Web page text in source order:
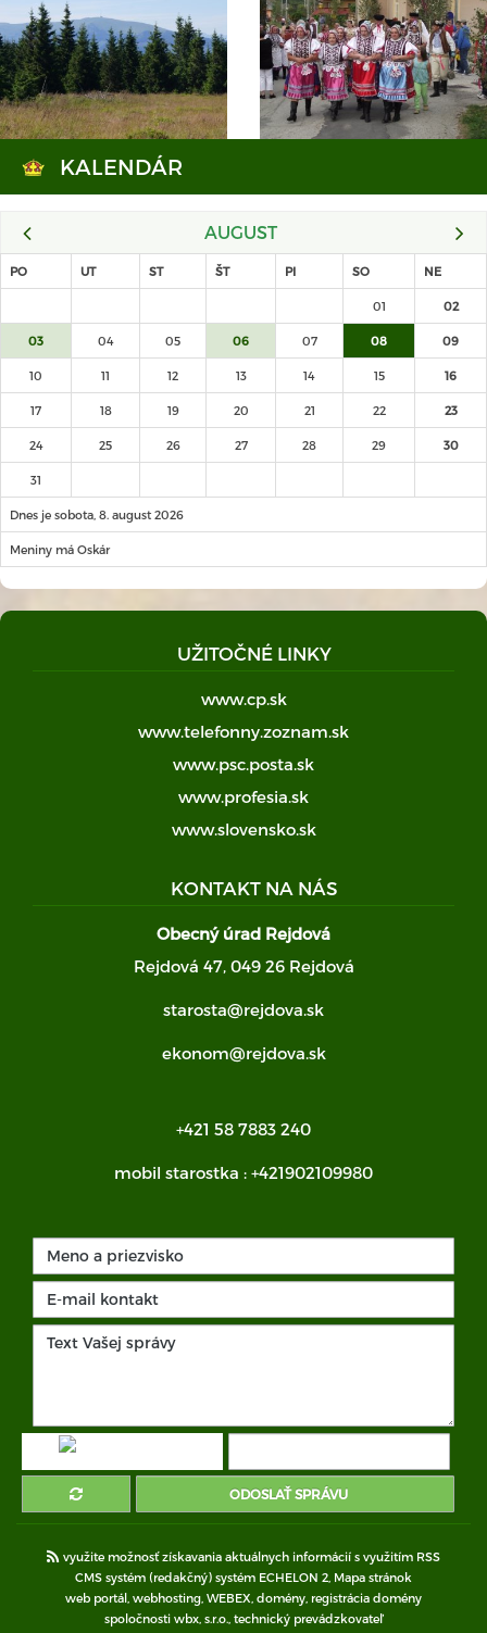
KALENDÁR
AUGUST
PO UT ST ŠT PI SO NE
01 02
03 04 05 06 07 08 09
10 11 12 13 14 15 16
17 18 19 20 21 22 23
24 25 26 27 28 29 30
31
Dnes je sobota, 8. august 2026
Meniny má Oskár
UŽITOČNÉ LINKY
www.cp.sk
www.telefonny.zoznam.sk
www.psc.posta.sk
www.profesia.sk
www.slovensko.sk
KONTAKT NA NÁS
Obecný úrad Rejdová
Rejdová 47, 049 26 Rejdová
starosta@rejdova.sk
ekonom@rejdova.sk
+421 58 7883 240
mobil starostka : +421902109980
ODOSLAŤ SPRÁVU
využite možnosť získavania aktuálnych informácií s využitím RSS
CMS systém (redakčný) systém ECHELON 2, Mapa stránok
web portál webhosting WEBEX domény registrácia domény
spoločnosti wbx, s.r.o., technický prevádzkovateľ